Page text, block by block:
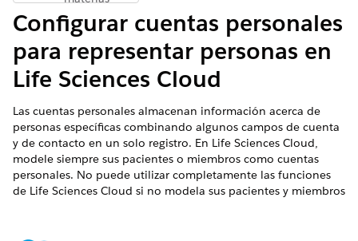
Configurar cuentas personales
para representar personas en
Life Sciences Cloud
Las cuentas personales almacenan información acerca de
personas específicas combinando algunos campos de cuenta
y de contacto en un solo registro. En Life Sciences Cloud,
modele siempre sus pacientes o miembros como cuentas
personales. No puede utilizar completamente las funciones
de Life Sciences Cloud si no modela sus pacientes y miembros